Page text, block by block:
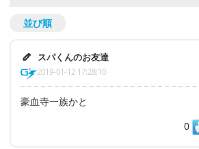
並び順
スパくんのお友達
2019-01-12 17:28:10
豪血寺一族かと
0